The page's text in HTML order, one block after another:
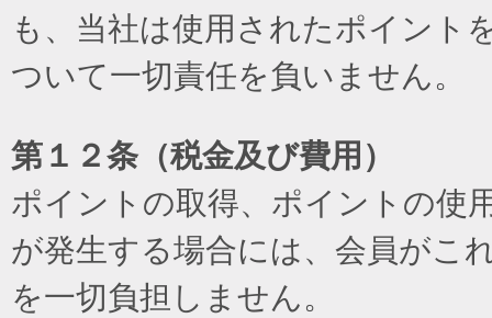
も、当社は使用されたポイント
ついて一切責任を負いません。
第１２条（税金及び費用）
ポイントの取得、ポイントの使
が発生する場合には、会員がこ
を一切負担しません。